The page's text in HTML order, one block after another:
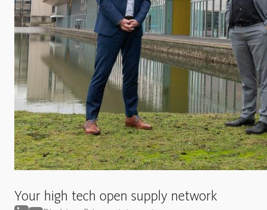
Your high tech open supply network